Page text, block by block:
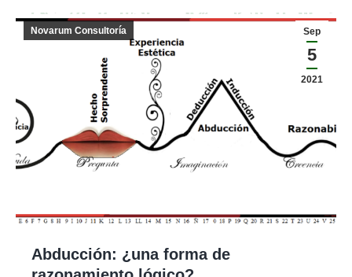
Sep
5
2021
Novarum Consultoría
Abducción: ¿una forma de